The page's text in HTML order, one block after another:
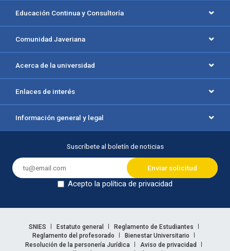
Educación Continua y Consultoría
Comunidad Javeriana
Acerca de la universidad
Enlaces de interés
Información general y legal
Suscríbete al boletín de noticias
Acepto la política de privacidad
Enlaces legales
SNIES Estatuto general
Reglamento de Estudiantes
Reglamento del profesorado
Bienestar Universitario
Resolución de la personería Jurídica
Aviso de privacidad